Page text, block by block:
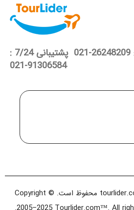
26248209-021 پشتیبانی 7/24 :
91306584-021
تمامی حقوق برای tourlider.com محفوظ است. Copyright ©